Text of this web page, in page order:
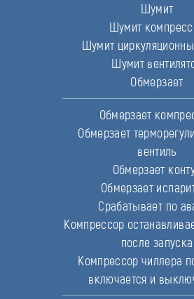
Шумит
Шумит
Шумит
Шумит
Обмерзает
Обмерзает
Обмерзает
вентиль
Обмерзает
Обмерзает
Срабатывает по
Компрессор
после запуска
Компрессор чиллера
включается и